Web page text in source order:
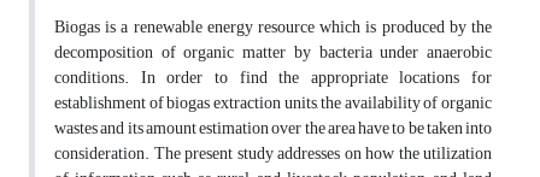
Biogas is a renewable energy resource which is produced by the
decomposition of organic matter by bacteria under anaerobic
conditions. In order to find the appropriate locations for
establishment of biogas extraction units, the availability of organic
wastes and its amount estimation over the area have to be taken into
consideration. The present study addresses on how the utilization